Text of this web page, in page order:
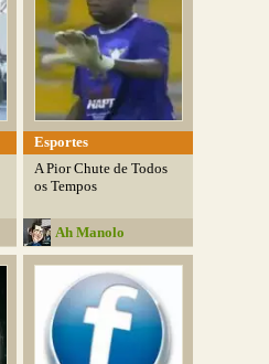
Esportes
A Pior Chute de Todos
os Tempos
Ah Manolo